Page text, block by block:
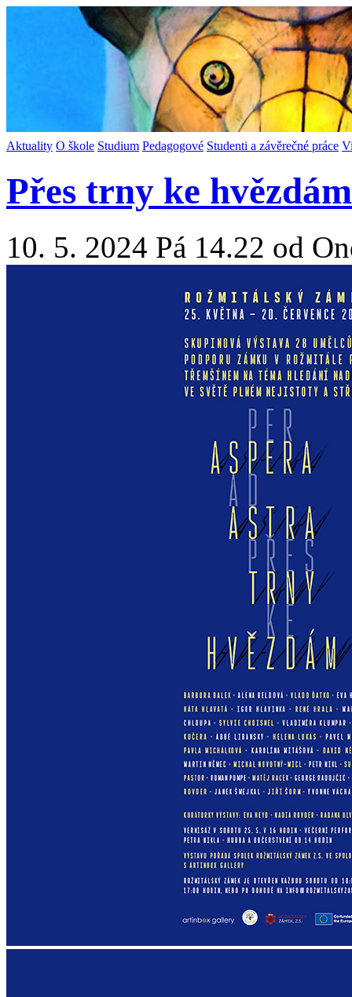
Aktuality O škole Studium Pedagogové Studenti a závěrečné práce
Přes trny ke hvězdám
10. 5. 2024 Pá 14.22 od